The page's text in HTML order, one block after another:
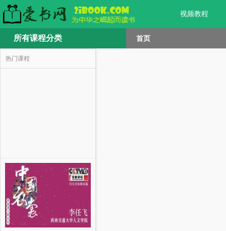
视频教程
所有课程分类 首页
热门课程